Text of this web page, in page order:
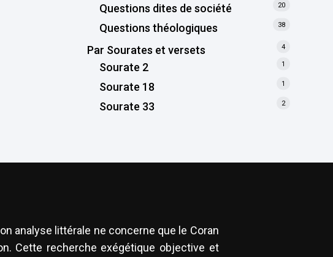
Questions dites de société 20
Questions théologiques 38
Par Sourates et versets 4
Sourate 2 1
Sourate 18 1
Sourate 33 2
analyse littérale ne concerne que le Coran
Cette recherche exégétique objective et